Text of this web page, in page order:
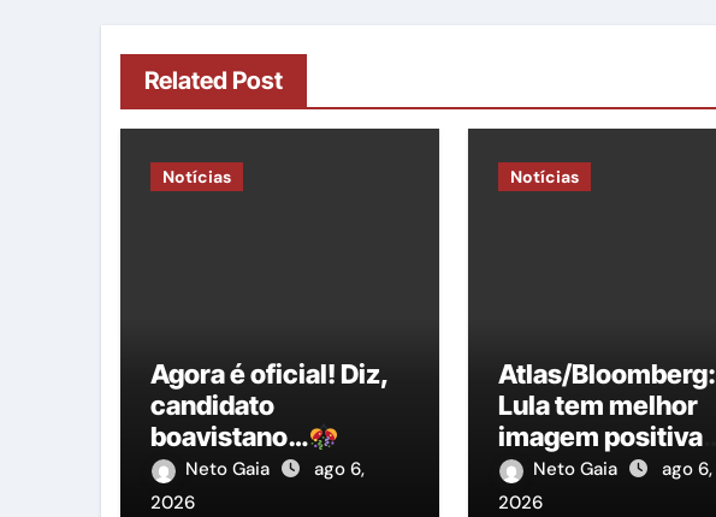
Related Post
Notícias
Agora é oficial! Diz,
candidato
boavistano…
Neto Gaia
ago 6,
2026
Notícias
Atlas/Bloomberg:
Lula tem melhor
imagem positiva
entre candidatos à
Presidência
Neto Gaia
ago 6,
2026